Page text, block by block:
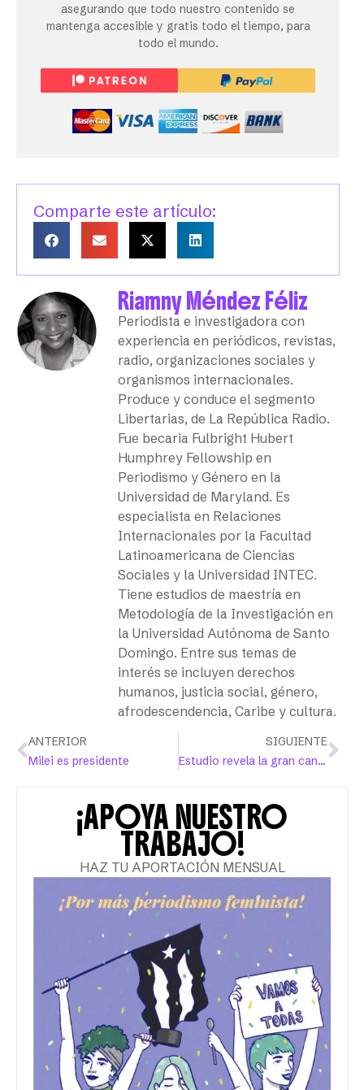
asegurando que todo nuestro contenido se
mantenga accesible y gratis todo el tiempo, para
todo el mundo.
Comparte este artículo:
Riamny Méndez Féliz
Periodista e investigadora con
experiencia en periódicos, revistas,
radio, organizaciones sociales y
organismos internacionales.
Produce y conduce el segmento
Libertarias, de La República Radio.
Fue becaria Fulbright Hubert
Humphrey Fellowship en
Periodismo y Género en la
Universidad de Maryland. Es
especialista en Relaciones
Internacionales por la Facultad
Latinoamericana de Ciencias
Sociales y la Universidad INTEC.
Tiene estudios de maestría en
Metodología de la Investigación en
la Universidad Autónoma de Santo
Domingo. Entre sus temas de
interés se incluyen derechos
humanos, justicia social, género,
afrodescendencia, Caribe y cultura.
ANTERIOR
Milei es presidente
SIGUIENTE
Estudio revela la gran cantidad de menores que presenciaron el feminicidio de su madre
¡APOYA NUESTRO
TRABAJO!
HAZ TU APORTACIÓN MENSUAL